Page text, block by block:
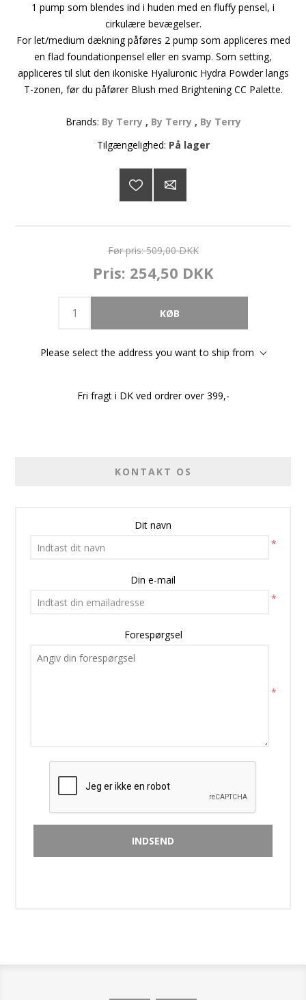
1 pump som blendes ind i huden med en fluffy pensel, i
cirkulære bevægelser.
For let/medium dækning påføres 2 pump som appliceres med
en flad foundationpensel eller en svamp. Som setting,
appliceres til slut den ikoniske Hyaluronic Hydra Powder langs
T-zonen, før du påfører Blush med Brightening CC Palette.
Brands: By Terry , By Terry , By Terry
Tilgængelighed: På lager
Før pris: 509,00 DKK
Pris: 254,50 DKK
Please select the address you want to ship from
Fri fragt i DK ved ordrer over 399,-
KONTAKT OS
Dit navn
*
Din e-mail
*
Forespørgsel
*